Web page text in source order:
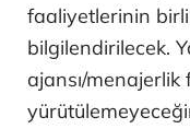
faaliyetlerinin
bilgilendirilecek.
ajansı/